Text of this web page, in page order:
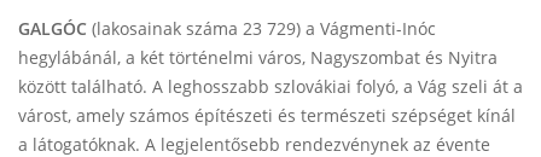
GALGÓC (lakosainak száma 23 729) a Vágmenti-Inóc
hegylábánál, a két történelmi város, Nagyszombat és Nyitra
között található. A leghosszabb szlovákiai folyó, a Vág szeli át a
várost, amely számos építészeti és természeti szépséget kínál
a látogatóknak. A legjelentősebb rendezvénynek az évente